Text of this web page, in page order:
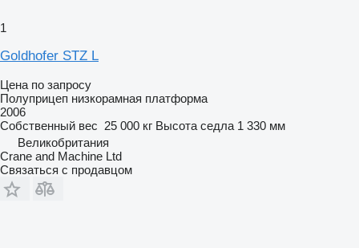
1
Goldhofer STZ L
Цена по запросу
Полуприцеп низкорамная платформа
2006
Собственный вес 25 000 кг Высота седла 1 330 мм
Великобритания
Crane and Machine Ltd
Связаться с продавцом